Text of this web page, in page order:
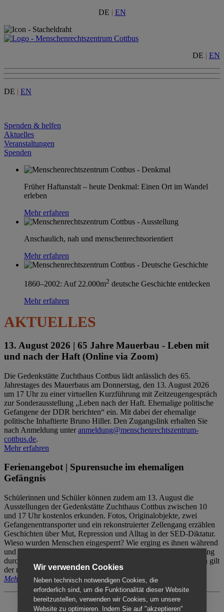
DE | EN
DE | EN
DE | EN
Spenden & helfen
Aktuelles
Veranstaltungen
Spenden
Früher Haftanstalt – heute Denkmal: Einen Ort im Wandel
erleben
Mehr erfahren
Anschaulich, nah und menschenrechtsorientiert
Mehr erfahren
1860–2002: Auf 22.000m2 deutsche Geschichte entdecken
Mehr erfahren
AKTUELLES
13. August 2026 | 65 Jahre Mauerbau - Leben mit
und nach der Haft (Online via Zoom)
Die Gedenkstätte Zuchthaus Cottbus lädt anlässlich des 65.
Jahrestages des Mauerbaus am Donnerstag, den 13. August 2026
um 17 Uhr zu einer virtuellen Kurzführung mit Zeitzeugengespräch
zur Sonderausstellung „Leben nach der Haft. Ehemalige politische
Gefangene der DDR berichten“ ein. Mit dabei der ehemalige
politische Inhaftierte Bruno Hiller. Den Zugangslink erhalten Sie
nach Anmeldung unteranmeldung@menschenrechtszentrum-
cottbus.de.
Mehr erfahren
Ferienangebot | Spurensuche im ehemaligen
Gefängnis
Schülerinnen und Schüler können zudem am 13. August die
Ausstellungen der Gedenkstätte Zuchthaus Cottbus zwischen 10
und 17 Uhr kostenlos erkunden. Fotos, Originalobjekte, zwei
Gefangenentransporter und ein rekonstruierter Zellengang erzählen
Geschichten über Mut, Repression und Alltag in der SED-Diktatur.
Wieso wurden Menschen eingesperrt? Wie erging es ihnen während
und nach der Haft? Der Besuch erfolgt individuell ohne Betreuung
durch das Menschenrechtszentrum Cottbus. Für Begleitpersonen gilt
der reguläre Eintritt (8€ / ermäßigt 5€).
Mehr erfahren
Wir verwenden Cookies
Neben technisch notwendigen Cookies, die
erforderlich sind, um die Funktionalität dieser Website
bereitzustellen, verwenden wir Cookies, um unsere
Website zu optimieren. Indem Sie auf "akzeptieren"